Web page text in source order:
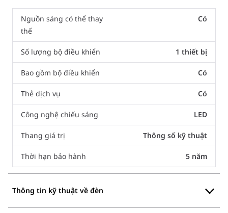
Nguồn sáng có thể thay
thế
Có
Số lượng bộ điều khiển 1 thiết bị
Bao gồm bộ điều khiển Có
Thẻ dịch vụ Có
Công nghệ chiếu sáng LED
Thang giá trị Thông số kỹ thuật
Thời hạn bảo hành 5 năm
Thông tin kỹ thuật về đèn